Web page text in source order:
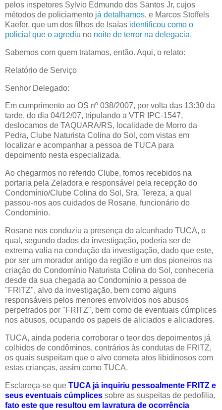
pelos inspetores Sylvio Edmundo dos Santos Jr, cujos
métodos de policiamento já detalhamos, e Marcos Stoffels
Kaefer, que um dos filhos de Isaías identificou como o
policial que o agrediu no noite de terror na delegacia.
Sabemos com quem tratamos, então. Aqui, o relato:
Relatório de Serviço
Senhor Delegado:
Em cumprimento ao OS nº 038/2007, por volta das 13:30 da
tarde, do dia 04/12/07, tripulando a VTR IPC-1547,
deslocamos de TAQUARA/RS, localidade de Morro da
Pedra, Clube Naturista Colina do Sol, com vistas em
localizar e acompanhar a pessoa de TUCA para
depoimento nesta especializada.
Ao chegarmos no referido Clube, fomos recebidos na
portaria pela Zeladora e responsável pela recepção do
Condomínio/Clube Colina do Sol, Sra. Tereza, a qual
passou-nos aos cuidados de Rosane, funcionário do
Condomínio.
Rosane nos conduziu a presença do alcunhado TUCA, o
qual, segundo dados da investigação, poderia ser de
extrema valia na condução da investigação, dado que este,
por ser um morador antigo da região e um dos pioneiros na
criação do Condomínio Naturista Colina do Sol, conheceria
desde da sua chegada ao Condomínio a pessoa de
"FRITZ", alvo da investigação, bem como alguns
responsáveis pelos menores envolvidos nos abusos
perpetrados por "FRITZ", bem como de eventuais cúmplices
nos abusos, ocupando os papeis de aliciados e aliciadores.
TUCA, ainda poderia corroborar o teor dos depoimentos já
colhidos de condôminos, contrários às condutas de FRITZ,
os quais suspeitam que o alvo cometa atos libidinosos com
estas crianças, assim como TUCA.
Esclareça-se que TUCA já inquiriu pessoalmente FRITZ e
seus eventuais cúmplices sobre as suspeitas de pedofilia,
fato este que resultou em lavratura de ocorrência